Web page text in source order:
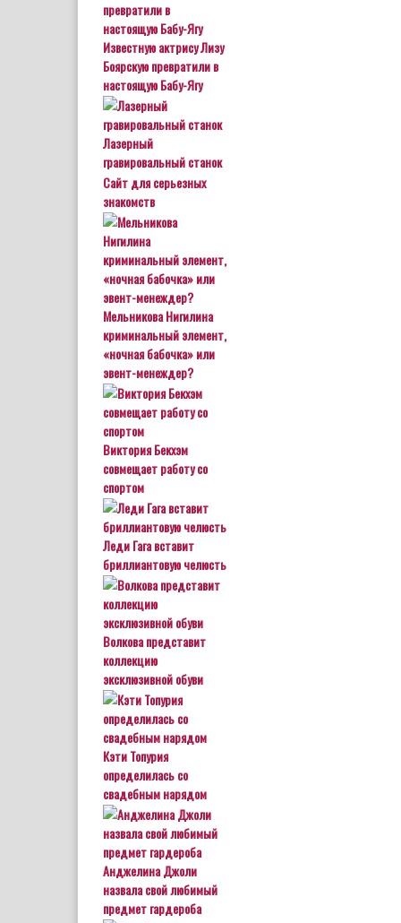
Известную актрису Лизу
Боярскую превратили в
настоящую Бабу-Ягу
Лазерный
гравировальный станок
Сайт для серьезных
знакомств
Мельникова Нигилина
криминальный элемент,
«ночная бабочка» или
эвент-менеждер?
Виктория Бекхэм
совмещает работу со
спортом
Леди Гага вставит
бриллиантовую челюсть
Волкова представит
коллекцию
эксклюзивной обуви
Кэти Топурия
определилась со
свадебным нарядом
Анджелина Джоли
назвала свой любимый
предмет гардероба